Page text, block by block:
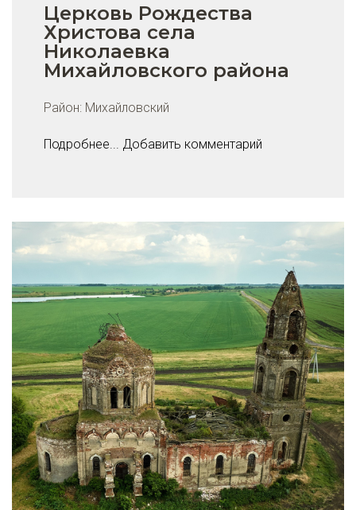
Церковь Рождества
Христова села
Николаевка
Михайловского района
Район: Михайловский
Подробнее... Добавить комментарий